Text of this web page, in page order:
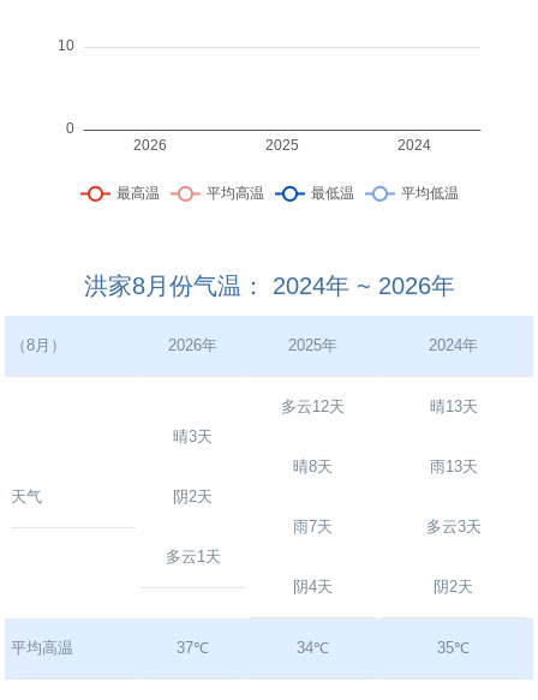
洪家8月份气温： 2024年 ~ 2026年
（8月） 2026年 2025年 2024年
天气
晴3天
阴2天
多云1天
多云12天
晴8天
雨7天
阴4天
晴13天
雨13天
多云3天
阴2天
平均高温 37℃ 34℃ 35℃